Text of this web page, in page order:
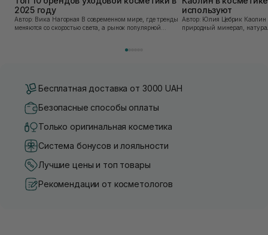
2025 году
Автор: Вика Нагорная В современном мире, где тренды
меняются со скоростью света, а рынок популярной
используют
Автор: Юлия Цебрик Каолин в косметологии – это
природный минерал,
Бесплатная доставка от 3000 UAH
Безопасные способы оплаты
Только оригинальная косметика
Система бонусов и лояльности
Лучшие цены и топ товары
Рекомендации от косметологов